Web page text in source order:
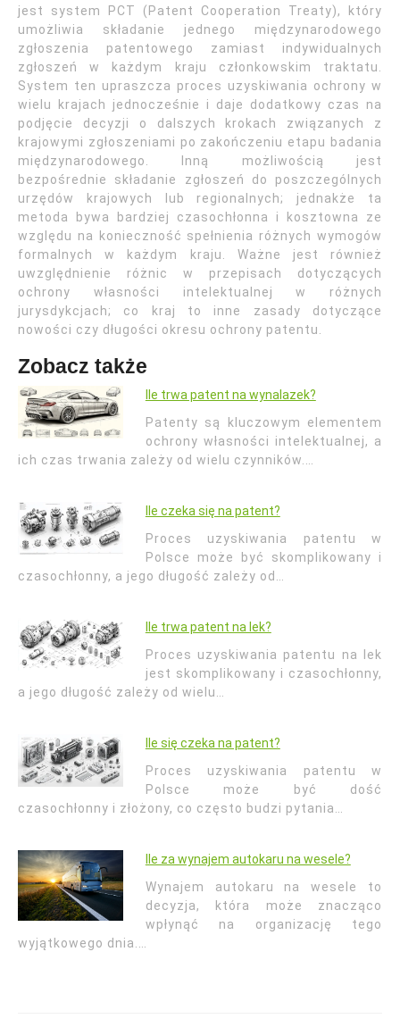
jest system PCT (Patent Cooperation Treaty), który
umożliwia składanie jednego międzynarodowego
zgłoszenia patentowego zamiast indywidualnych
zgłoszeń w każdym kraju członkowskim traktatu.
System ten upraszcza proces uzyskiwania ochrony w
wielu krajach jednocześnie i daje dodatkowy czas na
podjęcie decyzji o dalszych krokach związanych z
krajowymi zgłoszeniami po zakończeniu etapu badania
międzynarodowego. Inną możliwością jest
bezpośrednie składanie zgłoszeń do poszczególnych
urzędów krajowych lub regionalnych; jednakże ta
metoda bywa bardziej czasochłonna i kosztowna ze
względu na konieczność spełnienia różnych wymogów
formalnych w każdym kraju. Ważne jest również
uwzględnienie różnic w przepisach dotyczących
ochrony własności intelektualnej w różnych
jurysdykcjach; co kraj to inne zasady dotyczące
nowości czy długości okresu ochrony patentu.
Zobacz także
Ile trwa patent na wynalazek?
Patenty są kluczowym elementem
ochrony własności intelektualnej, a
ich czas trwania zależy od wielu czynników.…
Ile czeka się na patent?
Proces uzyskiwania patentu w
Polsce może być skomplikowany i
czasochłonny, a jego długość zależy od…
Ile trwa patent na lek?
Proces uzyskiwania patentu na lek
jest skomplikowany i czasochłonny,
a jego długość zależy od wielu…
Ile się czeka na patent?
Proces uzyskiwania patentu w
Polsce może być dość
czasochłonny i złożony, co często budzi pytania…
Ile za wynajem autokaru na wesele?
Wynajem autokaru na wesele to
decyzja, która może znacząco
wpłynąć na organizację tego
wyjątkowego dnia.…